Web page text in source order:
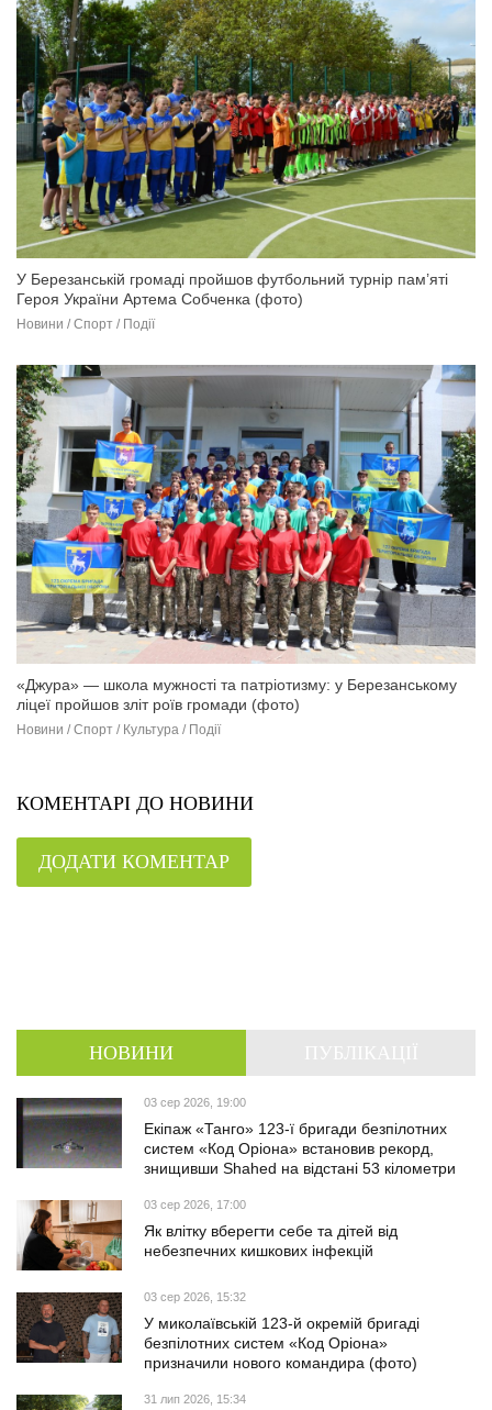
У Березанській громаді пройшов футбольний турнір пам’яті
Героя України Артема Собченка (фото)
Новини / Спорт / Події
«Джура» — школа мужності та патріотизму: у Березанському
ліцеї пройшов зліт роїв громади (фото)
Новини / Спорт / Культура / Події
КОМЕНТАРІ ДО НОВИНИ
ДОДАТИ КОМЕНТАР
НОВИНИ
03 сер 2026, 19:00
Екіпаж «Танго» 123-ї бригади безпілотних
систем «Код Оріона» встановив рекорд,
знищивши Shahed на відстані 53 кілометри
03 сер 2026, 17:00
Як влітку вберегти себе та дітей від
небезпечних кишкових інфекцій
03 сер 2026, 15:32
У миколаївській 123-й окремій бригаді
безпілотних систем «Код Оріона»
призначили нового командира (фото)
31 лип 2026, 15:34